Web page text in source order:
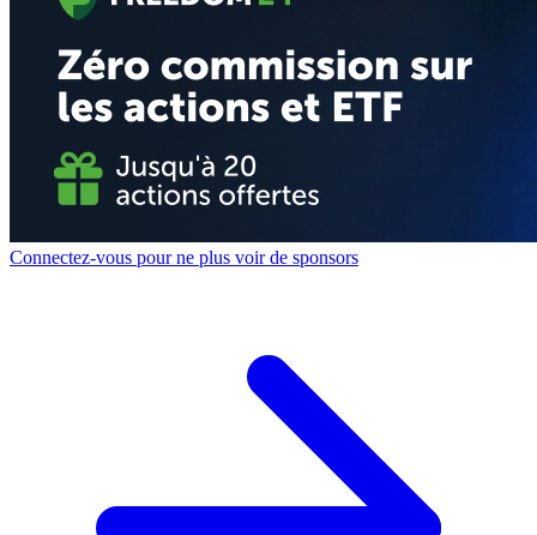
Connectez-vous pour ne plus voir de sponsors